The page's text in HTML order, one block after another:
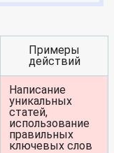
Примеры
действий
Написание
уникальных
статей,
использование
правильных
ключевых слов